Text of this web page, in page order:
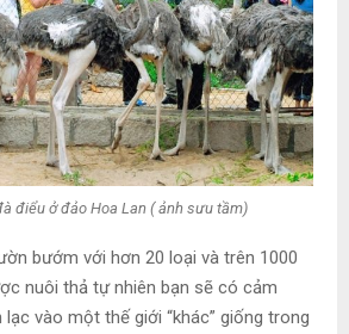
điểu ở đảo Hoa Lan ( ảnh sưu tầm)
bướm với hơn 20 loại và trên 1000
nuôi thả tự nhiên bạn sẽ có cảm
vào một thế giới “khác” giống trong